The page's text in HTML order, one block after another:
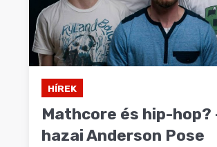
HÍREK
Mathcore és hip-hop?
hazai Anderson Pose